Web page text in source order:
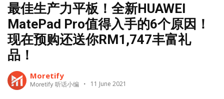
最佳生产力平板！全新HUAWEI
MatePad Pro值得入手的6个原因！
现在预购还送你RM1,747丰富礼
品！
Moretify
Moretify 听话小编 11 June 2021